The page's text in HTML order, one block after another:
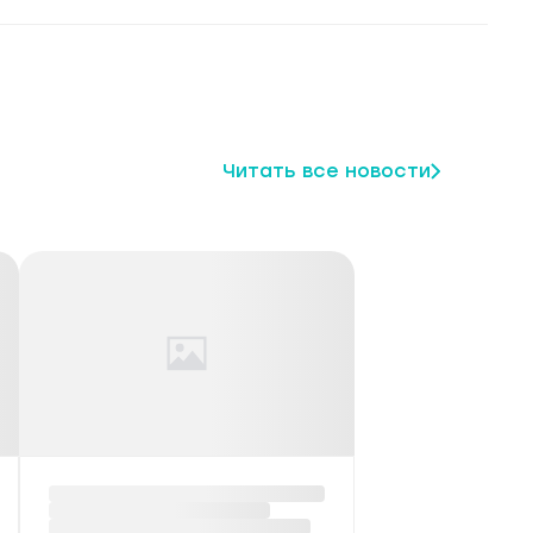
Читать все новости